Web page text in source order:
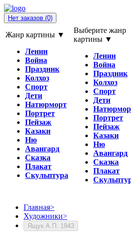
Нет заказов (0)
Жанр картины ▼
Ленин
Война
Праздник
Колхоз
Спорт
Дети
Натюрморт
Портрет
Пейзаж
Казаки
Ню
Авангард
Сказка
Плакат
Скульптура
Выберите жанр
картины ▼
Ленин
Война
Праздник
Колхоз
Спорт
Дети
Портрет
Пейзаж
Казаки
Ню
Авангард
Сказка
Плакат
Главная>
Художники>
Ящук А.П. 1943